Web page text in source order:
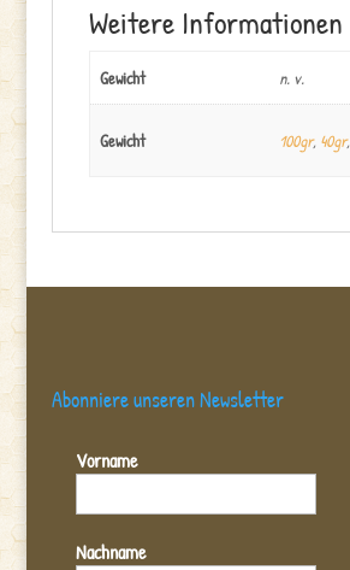
Weitere Informationen
Gewicht n. v.
Gewicht 100gr, 40gr,
Abonniere unseren Newsletter
Vorname
Nachname